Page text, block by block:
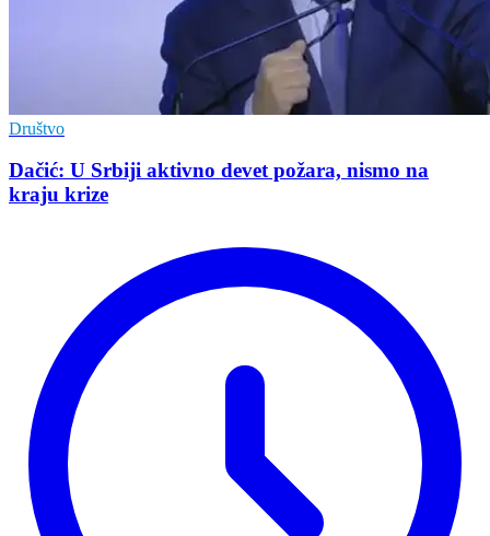
Društvo
Dačić: U Srbiji aktivno devet požara, nismo na
kraju krize